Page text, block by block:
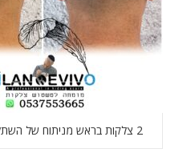
2 צלקות בראש מניתוח של השתלת שיער אחת – בטורקיה!